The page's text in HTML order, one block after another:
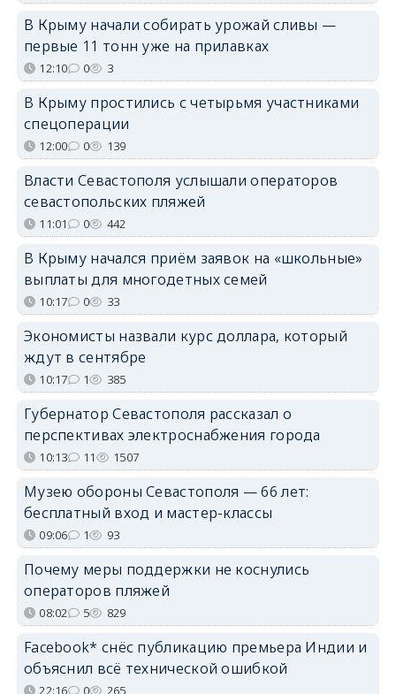
В Крыму начали собирать урожай сливы —
первые 11 тонн уже на прилавках
12:10 0 3
В Крыму простились с четырьмя участниками
спецоперации
12:00 0 139
Власти Севастополя услышали операторов
севастопольских пляжей
11:01 0 442
В Крыму начался приём заявок на «школьные»
выплаты для многодетных семей
10:17 0 33
Экономисты назвали курс доллара, который
ждут в сентябре
10:17 1 385
Губернатор Севастополя рассказал о
перспективах электроснабжения города
10:13 11 1507
Музею обороны Севастополя — 66 лет:
бесплатный вход и мастер-классы
09:06 1 93
Почему меры поддержки не коснулись
операторов пляжей
08:02 5 829
Facebook* снёс публикацию премьера Индии и
объяснил всё технической ошибкой